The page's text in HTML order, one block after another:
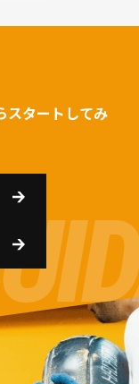
スタートしてみ